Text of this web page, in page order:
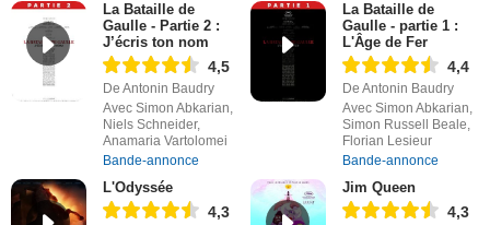
La Bataille de
Gaulle - Partie 2 :
J’écris ton nom
4,5
De Antonin Baudry
Avec Simon Abkarian,
Niels Schneider,
Anamaria Vartolomei
Bande-annonce
La Bataille de
Gaulle - partie 1 :
L'Âge de Fer
4,4
De Antonin Baudry
Avec Simon Abkarian,
Simon Russell Beale,
Florian Lesieur
Bande-annonce
L'Odyssée
4,3
Jim Queen
4,3